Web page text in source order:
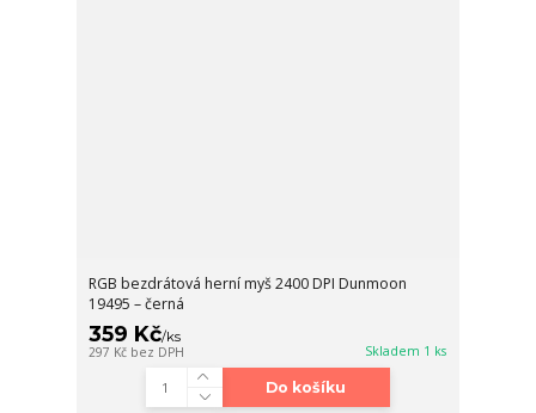
RGB bezdrátová herní myš 2400 DPI Dunmoon
19495 – černá
359 Kč/ks
297 Kč bez DPH Skladem 1 ks
Do košíku